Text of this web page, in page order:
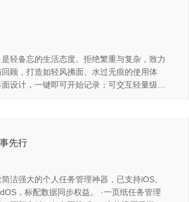
是轻备忘的生活态度。拒绝繁重与复杂，致力
顾，打造如轻风拂面、水过无痕的使用体
设计，一键即可开始记录；可交互轻量级卡
生活更加轻松愉快。
先行
洁强大的个人任务管理神器，已支持iOS、
配数据同步权益。 ·一页纸任务管理